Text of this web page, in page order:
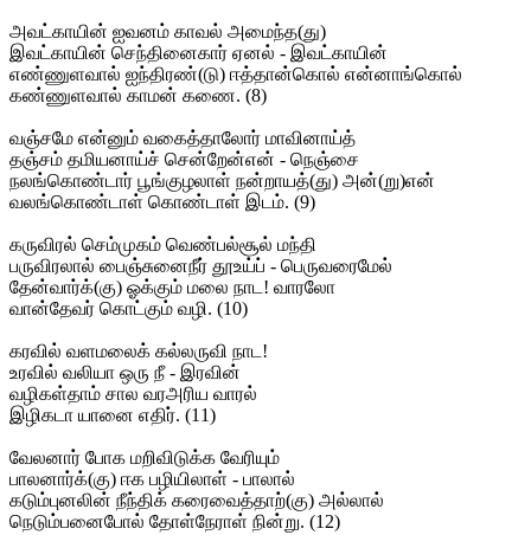
அவட்காயின் ஐவனம் காவல் அமைந்த(து)
இவட்காயின் செந்தினைகார் ஏனல் - இவட்காயின்
எண்ணுளவால் ஐந்திரண்(டு) ஈத்தான்கொல் என்னாங்கொல்
கண்ணுளவால் காமன் கணை. (8)
வஞ்சமே என்னும் வகைத்தாலோர் மாவினாய்த்
தஞ்சம் தமியனாய்ச் சென்றேன்என் - நெஞ்சை
நலங்கொண்டார் பூங்குழலாள் நன்றாயத்(து) அன்(று)என்
வலங்கொண்டாள் கொண்டாள் இடம். (9)
கருவிரல் செம்முகம் வெண்பல்சூல் மந்தி
பருவிரலால் பைஞ்சுனைநீர் தூஉய்ப் - பெருவரைமேல்
தேன்வார்க்(கு) ஓக்கும் மலை நாட! வாரலோ
வான்தேவர் கொட்கும் வழி. (10)
கரவில் வளமலைக் கல்லருவி நாட!
உரவில் வலியா ஒரு நீ - இரவின்
வழிகள்தாம் சால வரஅரிய வாரல்
இழிகடா யானை எதிர். (11)
வேலனார் போக மறிவிடுக்க வேரியும்
பாலனார்க்(கு) ஈக பழியிலாள் - பாலால்
கடும்புனலின் நீந்திக் கரைவைத்தாற்(கு) அல்லால்
நெடும்பனைபோல் தோள்நேராள் நின்று. (12)